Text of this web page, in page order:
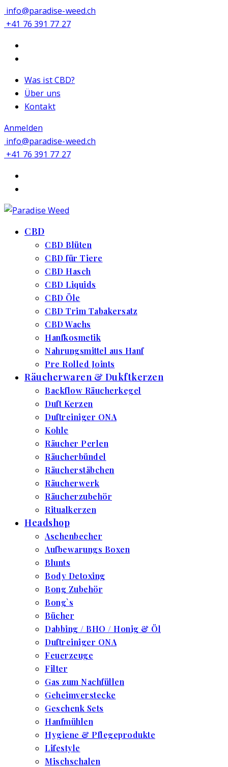
info@paradise-weed.ch
+41 76 391 77 27
Was ist CBD?
Über uns
Kontakt
Anmelden
info@paradise-weed.ch
+41 76 391 77 27
CBD
CBD Blüten
CBD für Tiere
CBD Hasch
CBD Liquids
CBD Öle
CBD Trim Tabakersatz
CBD Wachs
Hanfkosmetik
Nahrungsmittel aus Hanf
Pre Rolled Joints
Räucherwaren & Dukftkerzen
Backflow Räucherkegel
Duft Kerzen
Duftreiniger ONA
Kohle
Räucher Perlen
Räucherbündel
Räucherstäbchen
Räucherwerk
Räucherzubehör
Ritualkerzen
Headshop
Aschenbecher
Aufbewarungs Boxen
Blunts
Body Detoxing
Bong Zubehör
Bong`s
Bücher
Dabbing / BHO / Honig & Öl
Duftreiniger ONA
Feuerzeuge
Filter
Gas zum Nachfüllen
Geheimverstecke
Geschenk Sets
Hanfmühlen
Hygiene & Pflegeprodukte
Lifestyle
Mischschalen